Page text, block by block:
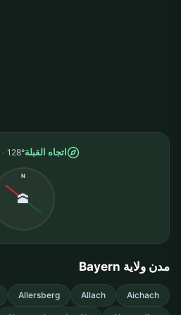
اتجاه القبلة128°
N
🕋
مدن ولاية Bayern
Aichach
Allach
Allersberg